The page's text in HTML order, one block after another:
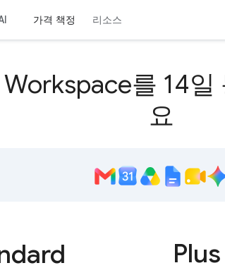
가격 책정 리소스
를 14일
요
Plus